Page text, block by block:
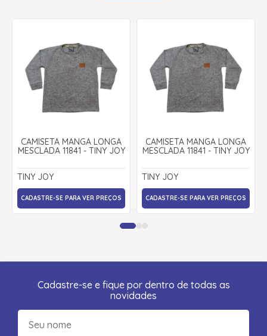
CAMISETA MANGA LONGA
MESCLADA 11841 - TINY JOY
TINY JOY
CADASTRE-SE PARA VER PREÇOS
CAMISETA MANGA LONGA
MESCLADA 11841 - TINY JOY
TINY JOY
CADASTRE-SE PARA VER PREÇOS
Cadastre-se e fique por dentro de todas as
novidades